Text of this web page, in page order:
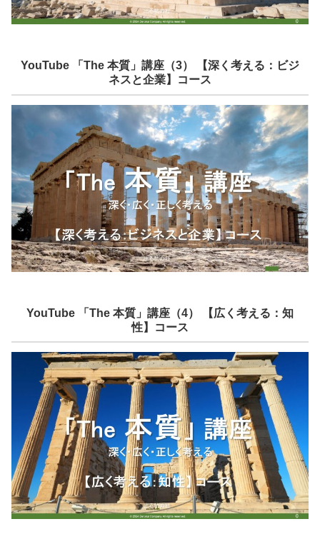
YouTube 「The 本質」講座（3） 【深く考える：ビジ
ネスと企業】コース
YouTube 「The 本質」講座（4） 【広く考える：知
性】コース